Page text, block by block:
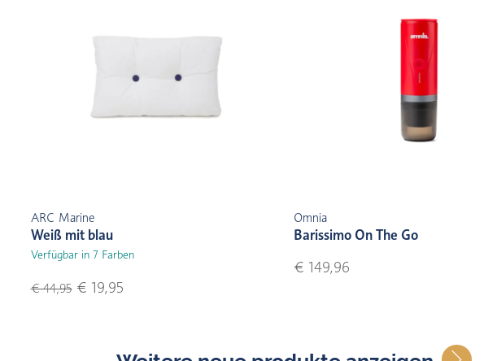
ARC Marine
Weiß mit blau
Verfügbar in 7 Farben
€ 44,95€ 19,95
Omnia
Barissimo On The Go
€ 149,96